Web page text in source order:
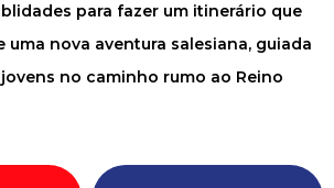
para fazer um itinerário que
uma nova aventura salesiana, guiada
no caminho rumo ao Reino